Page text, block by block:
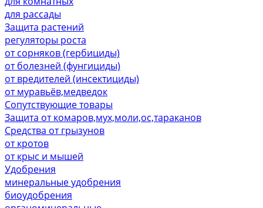
для рассады
Защита растений
регуляторы роста
от сорняков (гербициды)
от болезней (фунгициды)
от вредителей (инсектициды)
от муравьёв,медведок
Сопутствующие товары
Защита от комаров,мух,моли,ос,тараканов
Средства от грызунов
от кротов
от крыс и мышей
Удобрения
минеральные удобрения
биоудобрения